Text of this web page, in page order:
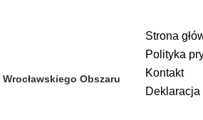
Wrocławskiego Obszaru
Strona
Polityka
Kontakt